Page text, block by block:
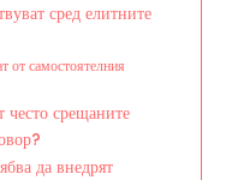
сред елитните
от самостоятелния
често срещаните
да внедрят